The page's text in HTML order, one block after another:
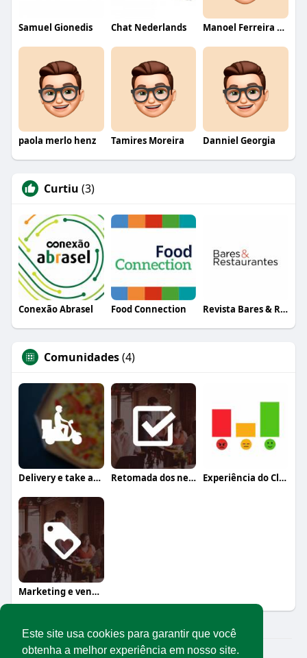
Este site usa cookies para garantir que você
obtenha a melhor experiência em nosso site.
Samuel Gionedis Chat Nederlands Manoel Ferreira dos Santos junior
paola merlo henz Tamires Moreira Danniel Georgia
Curtiu (3)
Conexão Abrasel Food Connection Revista Bares & Restaurantes
Comunidades(4)
Delivery e take away Retomada dos negócios Experiência do Cliente
Marketing e vendas